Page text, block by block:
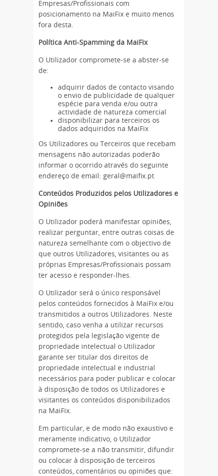
Empresas/Profissionais com
posicionamento na MaiFix e muito menos
fora desta.
Política Anti-Spamming da MaiFix
O Utilizador compromete-se a abster-se
de:
adquirir dados de contacto visando
o envio de publicidade de qualquer
espécie para venda e/ou outra
actividade de natureza comercial
disponibilizar para terceiros os
dados adquiridos na MaiFix
Os Utilizadores ou Terceiros que recebam
mensagens não autorizadas poderão
informar o ocorrido através do seguinte
endereço de email: geral@maifix.pt
Conteúdos Produzidos pelos Utilizadores e
Opiniões
O Utilizador poderá manifestar opiniões,
realizar perguntar, entre outras coisas de
natureza semelhante com o objectivo de
que outros Utilizadores, visitantes ou as
próprias Empresas/Profissionais possam
ter acesso e responder-lhes.
O Utilizador será o único responsável
pelos conteúdos fornecidos à MaiFix e/ou
transmitidos a outros Utilizadores. Neste
sentido, caso venha a utilizar recursos
protegidos pela legislação vigente de
propriedade intelectual o Utilizador
garante ser titular dos direitos de
propriedade intelectual e industrial
necessários para poder publicar e colocar
à disposição de todos os Utilizadores e
visitantes os conteúdos disponibilizados
na MaiFix.
Em particular, e de modo não exaustivo e
meramente indicativo, o Utilizador
compromete-se a não transmitir, difundir
ou colocar à disposição de terceiros
conteúdos, comentários ou opiniões que: